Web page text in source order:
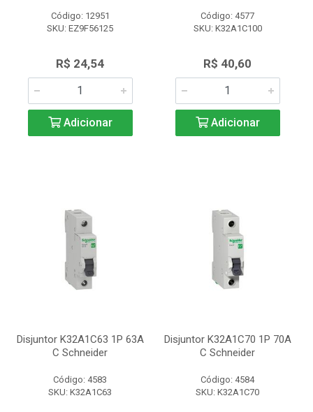
Código: 12951
SKU: EZ9F56125
R$ 24,54
Adicionar
Código: 4577
SKU: K32A1C100
R$ 40,60
Adicionar
Disjuntor K32A1C63 1P 63A
C Schneider
Código: 4583
SKU: K32A1C63
Disjuntor K32A1C70 1P 70A
C Schneider
Código: 4584
SKU: K32A1C70